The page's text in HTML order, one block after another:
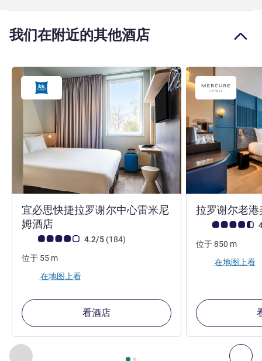
我们在附近的其他酒店
上一个 - 我们在附近的其他酒店 下
第 页，共 , 我们在附近的其他酒店 1 :, 我们在附近的
宜必思快捷拉罗谢尔中心雷米尼
姆酒店
客户意见评级 (ALL 评级)
4.2/5 (184评论
)
位于 55 m
在地图上看
看酒店
拉罗谢尔老
客户意见评级
位于850 m
在地图上看